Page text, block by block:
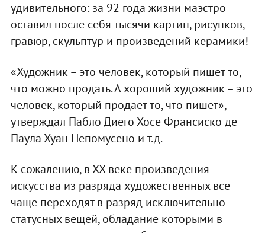
удивительного: за 92 года жизни маэстро
оставил после себя тысячи картин, рисунков,
гравюр, скульптур и произведений керамики!
«Художник – это человек, который пишет то,
что можно продать. А хороший художник – это
человек, который продает то, что пишет», –
утверждал Пабло Диего Хосе Франсиско де
Паула Хуан Непомусено и т.д.
К сожалению, в ХХ веке произведения
искусства из разряда художественных все
чаще переходят в разряд исключительно
статусных вещей, обладание которыми в